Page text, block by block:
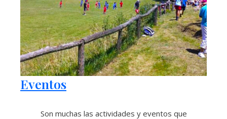
Eventos
Son muchas las actividades y eventos que